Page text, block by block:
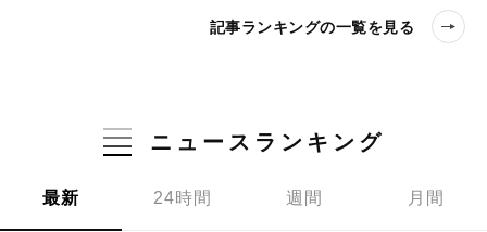
記事ランキングの一覧を見る
ニュースランキング
最新 24時間 週間 月間